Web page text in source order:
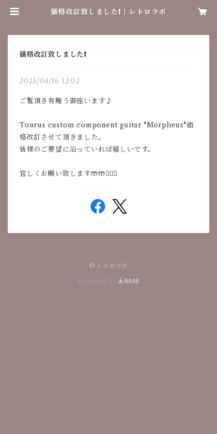
価格改訂致しました❗️ | レトロラボ
価格改訂致しました❗️
2023/04/16 12:02
ご覧頂き有難う御座います♪
Tourus custom component guitar "Morpheus"価
格改訂させて頂きました。
皆様のご要望に沿っていれば嬉しいです。
宜しくお願い致します🤲🤲🙇🏻‍♂️
© レトロラボ
Powered by